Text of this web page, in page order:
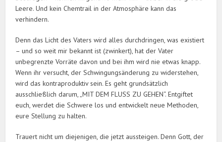
Leere. Und kein Chemtrail in der Atmosphäre kann das
verhindern.
Denn das Licht des Vaters wird alles durchdringen, was existiert
– und so weit mir bekannt ist (zwinkert), hat der Vater
unbegrenzte Vorräte davon und bei ihm wird nie etwas knapp.
Wenn ihr versucht, der Schwingungsänderung zu widerstehen,
wird das kontraproduktiv sein. Es geht grundsätzlich
ausschließlich darum, „MIT DEM FLUSS ZU GEHEN“. Entgiftet
euch, werdet die Schwere los und entwickelt neue Methoden,
eure Stellung zu halten.
Trauert nicht um diejenigen, die jetzt aussteigen. Denn Gott, der